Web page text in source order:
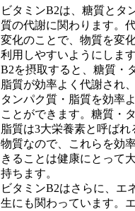
ビタミンB2は、糖質とタ
質の代謝に関わります。
変化のことで、物質を変
利用しやすいようにしま
B2を摂取すると、糖質・
脂質が効率よく代謝され
タンパク質・脂質を効率
ことができます。糖質・
脂質は3大栄養素と呼ばれ
物質なので、これらを効
きることは健康にとって
持ちます。
ビタミンB2はさらに、エ
生にも関わっています。